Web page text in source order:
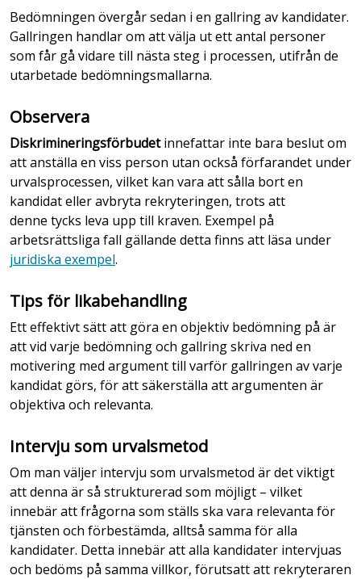
Bedömningen övergår sedan i en gallring av kandidater.
Gallringen handlar om att välja ut ett antal personer
som får gå vidare till nästa steg i processen, utifrån de
utarbetade bedömningsmallarna.
Observera
Diskrimineringsförbudetinnefattar inte bara beslut om
att anställa en viss person utan också förfarandet under
urvalsprocessen, vilket kan vara att sålla bort en
kandidat eller avbryta rekryteringen, trots att
denne tycks leva upp till kraven. Exempel på
arbetsrättsliga fall gällande detta finns att läsa under
juridiska exempel.
Tips för likabehandling
Ett effektivt sätt att göra en objektiv bedömning på är
att vid varje bedömning och gallring skriva ned en
motivering med argument till varför gallringen av varje
kandidat görs, för att säkerställa att argumenten är
objektiva och relevanta.
Intervju som urvalsmetod
Om man väljer intervju som urvalsmetod är det viktigt
att denna är så strukturerad som möjligt – vilket
innebär att frågorna som ställs ska vara relevanta för
tjänsten och förbestämda, alltså samma för alla
kandidater. Detta innebär att alla kandidater intervjuas
och bedöms på samma villkor, förutsatt att rekryteraren